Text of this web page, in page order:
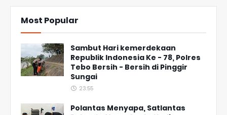
Most Popular
Sambut Hari kemerdekaan
Republik Indonesia Ke - 78, Polres
Tebo Bersih - Bersih di Pinggir
Sungai
23:55
Polantas Menyapa, Satlantas